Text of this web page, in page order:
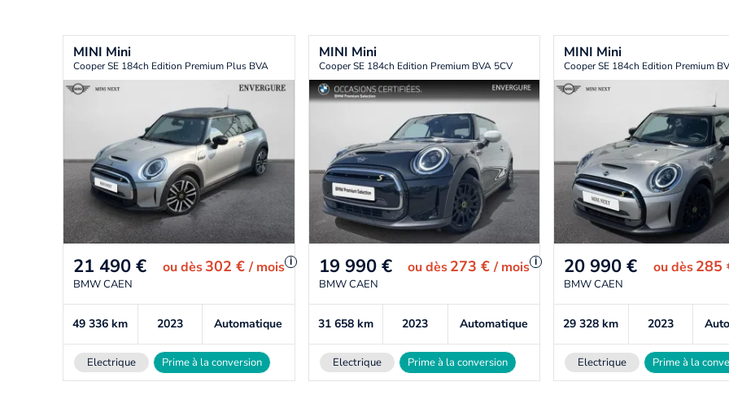
MINI Mini
Cooper SE 184ch Edition Premium Plus BVA 5CV
21 490 € oudès302 €/ mois i
BMW CAEN
49 336km 2023 Automatique
Electrique Prime à la conversion
MINI Mini
Cooper SE 184ch Edition Premium BVA 5CV
19 990 € oudès273 €/ mois i
BMW CAEN
31 658 km 2023 Automatique
Electrique Prime à la conversion
MINI Mini
Cooper SE 184ch Edition Premium
20 990 € oudès 285
BMW CAEN
29 328km 2023
Electrique Prime à la